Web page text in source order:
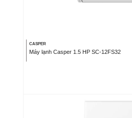
CASPER
Máy lạnh Casper 1.5 HP SC-12FS32